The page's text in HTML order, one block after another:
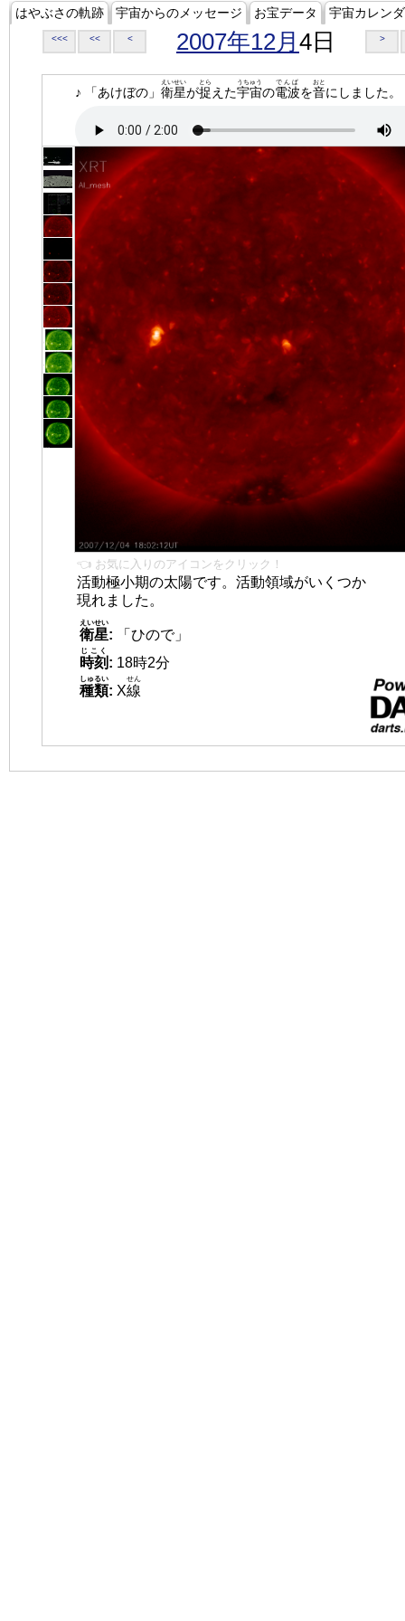
はやぶさの軌跡 宇宙からのメッセージ お宝データ 宇宙カレン
<<< << < 2007年12月 4日 >
♪ 「あけぼの」 衛星
えいせい
が捉
とら
えた宇宙
うちゅう
の電波
でんぱ
を音
おと
にしました。
👈 お気に入りのアイコンをクリック！
活動極小期の太陽です。活動領域がいくつか
現れました。
衛星
えいせい
:
「ひので」
時刻
じこく
: 18時2分
種類
しゅるい
: X線
せん